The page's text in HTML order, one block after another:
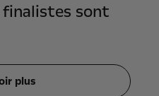
finalistes sont
plus